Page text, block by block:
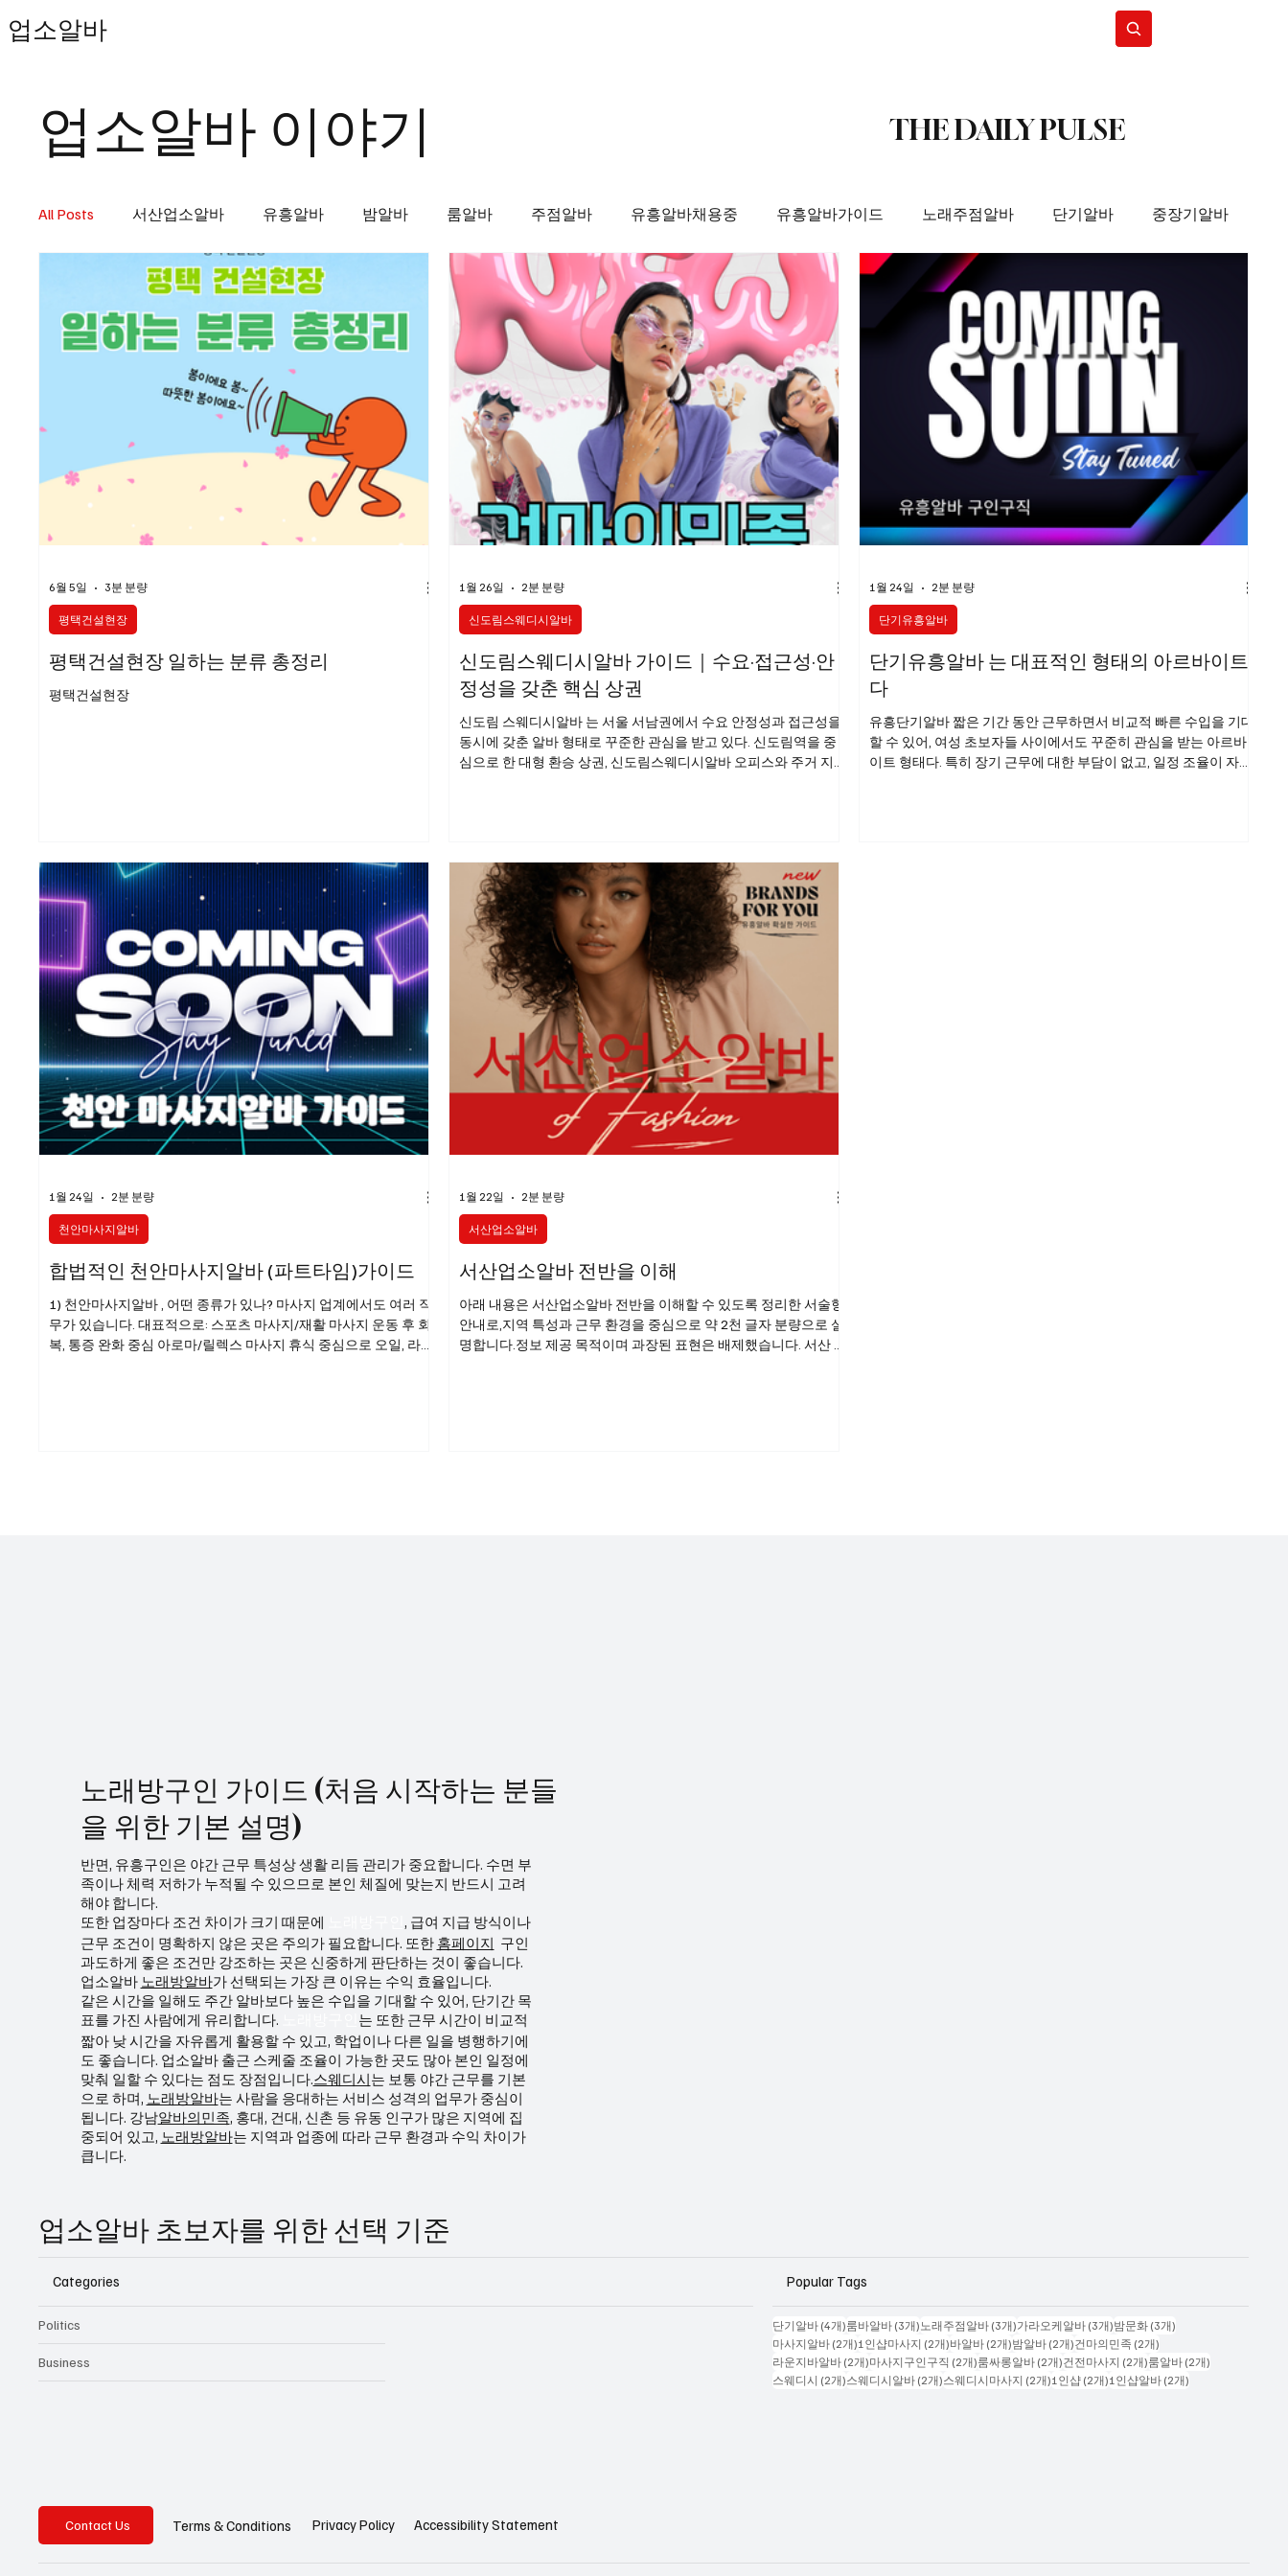
업소알바
업소알바 이야기 THE DAILY PULSE
All Posts 서산업소알바 유흥알바 밤알바 룸알바 주점알바 유흥알바채용중 유흥알바가이드 노래주점알바 단기알바 중장기알바
천안마사지알바 마사지알바 마사지 태국마사지 태국마사지알바 태국마사지구인 스웨디시알바 스웨디시구인
단기유흥알바 마사지알바 마사지구인 태국마사지 태국마사지알바 태국마사지구인 스웨디시알바
스웨디시구인
평택건설현장 일하는 분류 총정리
평택건설현장
평택건설현장
6월 5일 3분 분량
신도림스웨디시알바 가이드｜수요·접근성·안
정성을 갖춘 핵심 상권
신도림 스웨디시알바 는 서울 서남권에서 수요 안정성과 접근성을
동시에 갖춘 알바 형태로 꾸준한 관심을 받고 있다. 신도림역을 중
심으로 한 대형 환승 상권, 신도림스웨디시알바 오피스와 주거 지역
선 환승역이라는 강력한 교통 장점을 바탕으로 서울 전역과 경기 서
부, 인천까지 연결되는 핵심 지역이다. 이로 인해 직장인, 거주민, 외
부 유입 고객이 자연스럽게 혼합되어 고객층이 넓고 안정적이다. 특
정 시간대에만 수요가 몰리지 않고, 오후·저녁·야간까지 고르게 이
어지는 점이 신도림 스웨디시알바의 큰 강점이다. 스웨디시알바 근
무 환경 신도림 스웨디시 매장은 전반적으로 관리 중심, 깔끔한 운
영 을 지향하는 곳이
신도림스웨디시알바
1월 26일 2분 분량
단기유흥알바 는 대표적인 형태의 아르바이트
다
유흥단기알바 짧은 기간 동안 근무하면서 비교적 빠른 수입을 기대
할 수 있어, 여성 초보자들 사이에서도 꾸준히 관심을 받는 아르바
이트 형태다. 특히 장기 근무에 대한 부담이 없고, 일정 조율이 자유
단기유흥알바
1월 24일 2분 분량
합법적인 천안마사지알바 (파트타임)가이드
1) 천안마사지알바 , 어떤 종류가 있나? 마사지 업계에서도 여러 직
무가 있습니다. 대표적으로: 스포츠 마사지/재활 마사지 운동 후 회
복, 통증 완화 중심 아로마/릴렉스 마사지 휴식 중심으로 오일, 라이
천안마사지알바
1월 24일 2분 분량
서산업소알바 전반을 이해
아래 내용은 서산업소알바 전반을 이해할 수 있도록 정리한 서술형
안내로,지역 특성과 근무 환경을 중심으로 약 2천 글자 분량으로 설
명합니다.정보 제공 목적이며 과장된 표현은 배제했습니다. 서산 업
서산업소알바
1월 22일 2분 분량
노래방구인 가이드 (처음 시작하는 분들
을 위한 기본 설명)
반면, 유흥구인은 야간 근무 특성상 생활 리듬 관리가 중요합니다. 수면 부
족이나 체력 저하가 누적될 수 있으므로 본인 체질에 맞는지 반드시 고려
해야 합니다.
또한 업장마다 조건 차이가 크기 때문에
, 급여 지급 방식이나
근무 조건이 명확하지 않은 곳은 주의가 필요합니다. 또한 홈페이지 구인
과도하게 좋은 조건만 강조하는 곳은 신중하게 판단하는 것이 좋습니다.
업소알바 노래방알바가 선택되는 가장 큰 이유는 수익 효율입니다.
같은 시간을 일해도 주간 알바보다 높은 수입을 기대할 수 있어, 단기간 목
표를 가진 사람에게 유리합니다.
는 또한 근무 시간이 비교적
짧아 낮 시간을 자유롭게 활용할 수 있고, 학업이나 다른 일을 병행하기에
도 좋습니다. 업소알바 출근 스케줄 조율이 가능한 곳도 많아 본인 일정에
맞춰 일할 수 있다는 점도 장점입니다.스웨디시는 보통 야간 근무를 기본
으로 하며, 노래방알바는 사람을 응대하는 서비스 성격의 업무가 중심이
됩니다. 강남알바의민족, 홍대, 건대, 신촌 등 유동 인구가 많은 지역에 집
중되어 있고, 노래방알바는 지역과 업종에 따라 근무 환경과 수익 차이가
큽니다.
업소알바 초보자를 위한 선택 기준
Categories
Politics
Business
Popular Tags
단기알바 (4개)게시물 4개
룸바알바 (3개) 게시물 3개
노래주점알바 (3개)게시물 3개
가라오케알바 (3개)게시물 3개
밤문화 (3개)
마사지알바 (2개)게시물 2개
1인샵마사지 (2개)게시물 2개
바알바 (2개)게시물 2개
밤알바 (2개)게시물 2개
건마의민족 (2개)
라운지바알바 (2개)게시물 2개
마사지구인구직 (2개)게시물 2개
룸싸롱알바 (2개)게시물 2개
건전마사지 (2개)게시물 2개
룸알바 (2개)
스웨디시 (2개)게시물 2개
스웨디시알바 (2개)게시물 2개
스웨디시마사지 (2개)게시물 2개
1인샵 (2개)게시물 2개
1인샵알바 (2개)
Contact Us Terms & Conditions Privacy Policy Accessibility Statement